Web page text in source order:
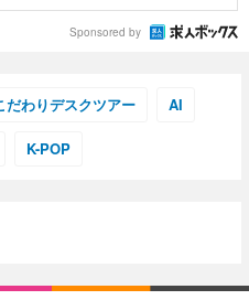
Sponsored by
だわりデスクツアー AI
K-POP